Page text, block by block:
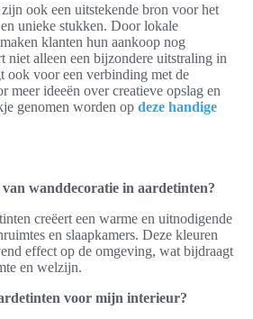
ook een uitstekende bron voor het
unieke stukken. Door lokale
klanten hun aankoop nog
niet alleen een bijzondere uitstraling in
ook voor een verbinding met de
meer ideeën over creatieve opslag en
genomen worden op deze handige
wanddecoratie in aardetinten?
creëert een warme en uitnodigende
en slaapkamers. Deze kleuren
effect op de omgeving, wat bijdraagt
en welzijn.
voor mijn interieur?